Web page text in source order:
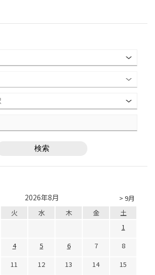
> 9月
2026年8月
火 水 木 金
土
1
4 5 6 7
8
11 12 13 14
15